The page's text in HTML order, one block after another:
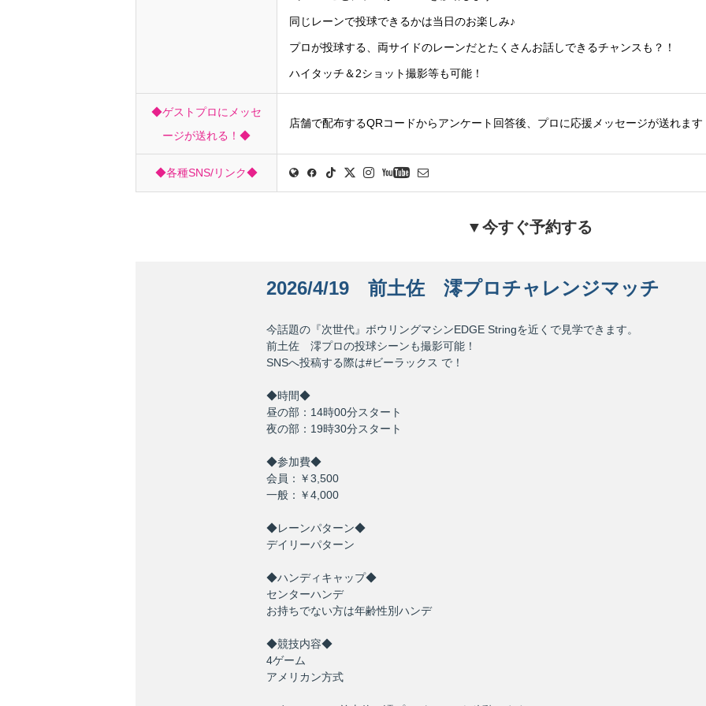
同じレーンで投球できるかは当日のお楽しみ♪
プロが投球する、両サイドのレーンだとたくさんお話しできるチャンスも？！
ハイタッチ＆2ショット撮影等も可能！
◆ゲストプロにメッセ
ージが送れる！◆
店舗で配布するQRコードからアンケート回答後、プロに応援メッセージが送れます
◆各種SNS/リンク◆
▼今すぐ予約する